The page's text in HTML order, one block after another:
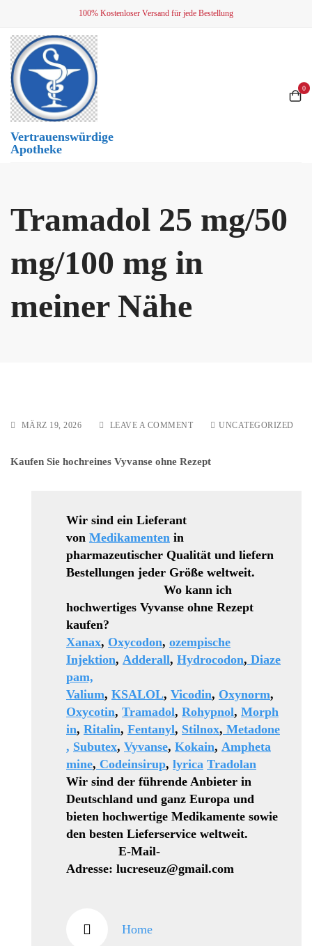
content
100% Kostenloser Versand für jede Bestellung
Vertrauenswürdige
Apotheke
0
Tramadol 25 mg/50
mg/100 mg in
meiner Nähe
MÄRZ 19, 2026 LEAVE A COMMENTON
MG/50
UNCATEGORIZED
Kaufen Sie hochreines Vyvanse ohne Rezept
Wir sind ein Lieferant
von Medikamenten in
pharmazeutischer Qualität und liefern
Bestellungen jeder Größe weltweit.
Wo kann ich
hochwertiges Vyvanse ohne Rezept
kaufen?
Xanax, Oxycodon, ozempische
Injektion, Adderall, Hydrocodon, Diaze
pam,
Valium, KSALOL, Vicodin, Oxynorm,
Oxycotin, Tramadol, Rohypnol, Morph
in, Ritalin, Fentanyl, Stilnox, Metadone
, Subutex, Vyvanse, Kokain, Ampheta
mine, Codeinsirup, lyrica Tradolan
Wir sind der führende Anbieter in
Deutschland und ganz Europa und
bieten hochwertige Medikamente sowie
den besten Lieferservice weltweit.
E-Mail-
Adresse: lucreseuz@gmail.com
Home